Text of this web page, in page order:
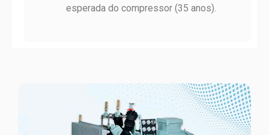
esperada do compressor (35 anos).